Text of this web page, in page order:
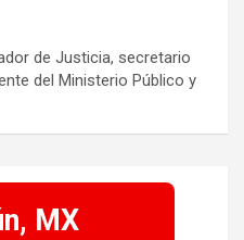
de Justicia, secretario
del Ministerio Público y
MX